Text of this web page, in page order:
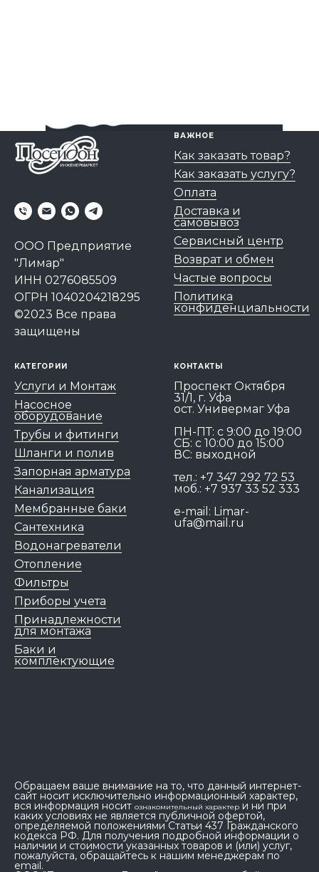
ООО Предприятие
"Лимар"
ИНН 0276085509
ОГРН 1040204218295
©2023 Все права
защищены
ВАЖНОЕ
Как заказать товар?
Как заказать услугу?
Оплата
Доставка и
самовывоз
Сервисный центр
Возврат и обмен
Частые вопросы
Политика
конфиденциальности
КАТЕГОРИИ
Услуги и Монтаж
Насосное
оборудование
Трубы и фитинги
Шланги и полив
Запорная арматура
Канализация
Мембранные баки
Сантехника
Водонагреватели
Отопление
Фильтры
Приборы учета
Принадлежности
для монтажа
Баки и
комплектующие
КОНТАКТЫ
Проспект Октября
31/1, г. Уфа
ост. Универмаг Уфа
ПН-ПТ: c 9:00 до 19:00
СБ: с 10:00 до 15:00
ВС: выходной
тел.: +7 347 292 72 53
моб.: +7 937 33 52 333
e-mail: Limar-
ufa@mail.ru
Обращаем ваше внимание на то, что данный интернет-
сайт носит исключительно информационный характер,
вся информация носит ознакомительный характер и ни при
каких условиях не является публичной офертой,
определяемой положениями Статьи 437 Гражданского
кодекса РФ. Для получения подробной информации о
наличии и стоимости указанных товаров и (или) услуг,
пожалуйста, обращайтесь к нашим менеджерам по
email.